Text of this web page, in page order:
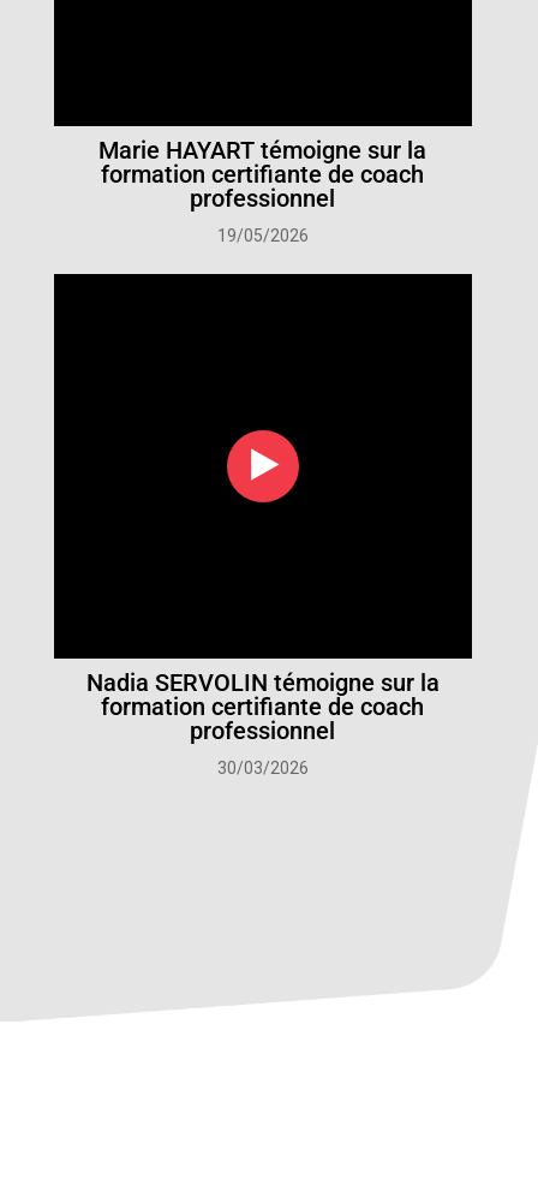
Marie HAYART témoigne sur la
formation certifiante de coach
professionnel
19/05/2026
‣
Nadia SERVOLIN témoigne sur la
formation certifiante de coach
professionnel
30/03/2026